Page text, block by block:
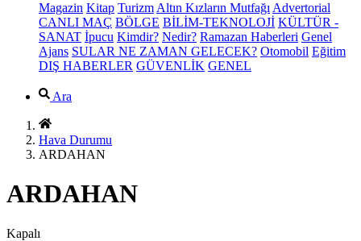
Magazin Kitap Turizm Altın Kızların Mutfağı Advertorial
CANLI MAÇ BÖLGE BİLİM-TEKNOLOJİ KÜLTÜR -
SANAT İpucu Kimdir? Nedir? Ramazan Haberleri Genel
Ajans SULAR NE ZAMAN GELECEK? Otomobil Eğitim
DIŞ HABERLER GÜVENLİK GENEL
Ara
Hava Durumu
ARDAHAN
ARDAHAN
Kapalı